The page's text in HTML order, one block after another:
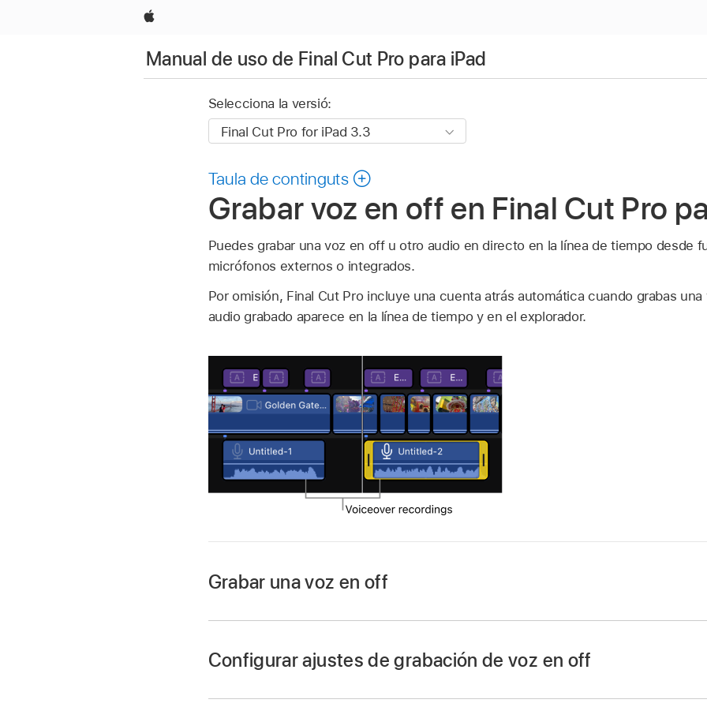
Apple
Manual de uso de Final Cut Pro para iPad
Selecciona la versió:
Taula de continguts
Grabar voz en off en Final Cut Pro
Puedes grabar una voz en off u otro audio en directo en la línea de tiempo desde
micrófonos externos o integrados.
Por omisión, Final Cut Pro incluye una cuenta atrás automática cuando grabas
audio grabado aparece en la línea de tiempo y en el explorador.
Grabar una voz en off
En la línea de tiempo , coloca el
Configurar ajustes de grabación de voz en off